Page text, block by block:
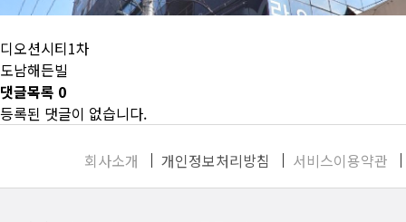
디오션시티1차
도남해든빌
댓글목록 0
등록된 댓글이 없습니다.
회사소개 개인정보처리방침 서비스이용약관